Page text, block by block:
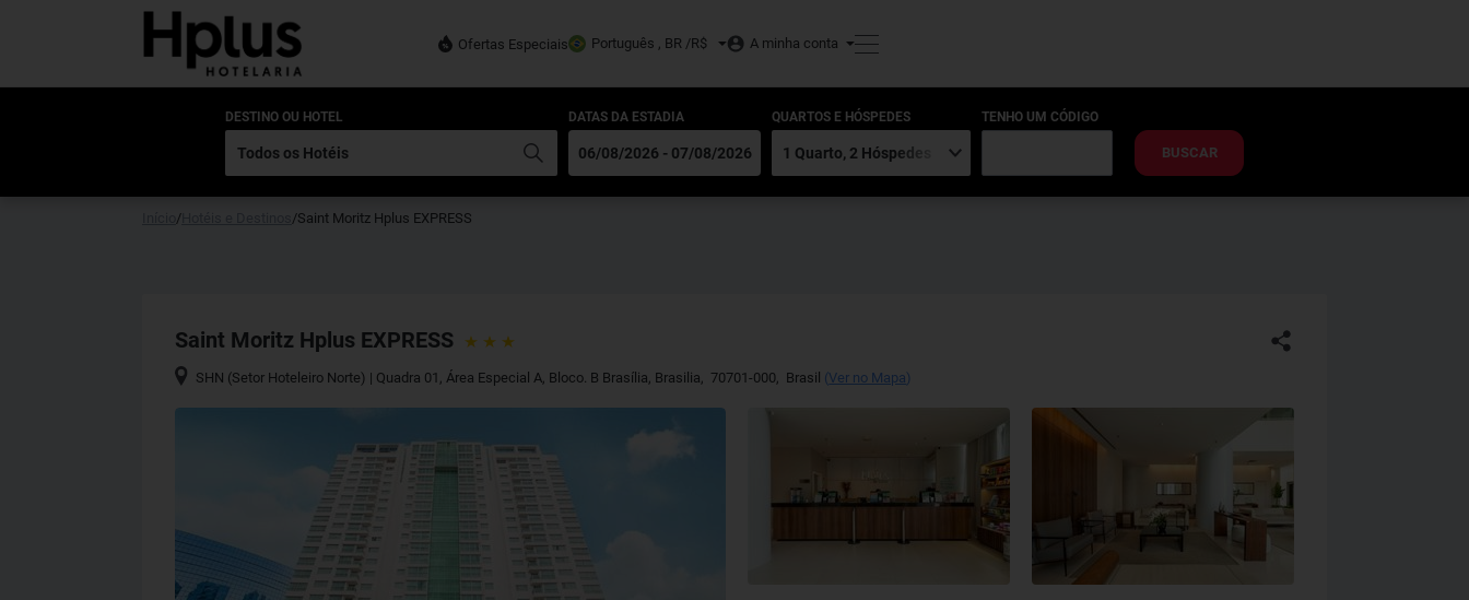
Ofertas Especiais Português , BR /R$ A minha conta
DESTINO OU HOTEL DATAS DA ESTADIA QUARTOS E HÓSPEDES TENHO UM CÓDIGO
BUSCAR
/ /Saint Moritz Hplus EXPRESS
Saint Moritz Hplus EXPRESS
SHN (Setor Hoteleiro Norte) | Quadra 01, Área Especial A, Bloco. B Brasília, Brasilia, 70701-000, Brasil (Ver no Mapa)